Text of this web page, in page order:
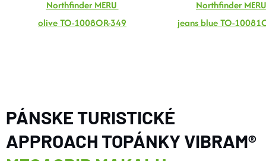
Northfinder MERU
olive TO-1008OR-349
Northfinder
jeans blue TO-
PÁNSKE TURISTICKÉ
APPROACH TOPÁNKY VIBRAM®